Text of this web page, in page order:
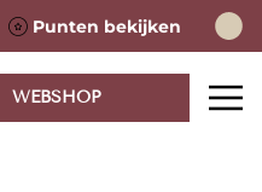
Punten bekijken
WEBSHOP